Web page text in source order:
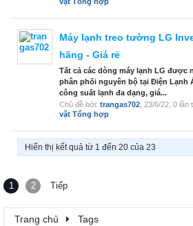
Máy lạnh treo tường LG
hãng - Giá rẻ
Tất cả các dòng máy lạnh LG được
phân phối nguyên bộ tại Điện Lạnh
công suất lạnh đa dạng, giá...
Chủ đề bởi: trangas702 23/6/22 , 0
vặt Tổng hợp
Hiển thị kết quả từ 1 đến 20 của 23
1 2 Tiếp
Trang chủ Tags